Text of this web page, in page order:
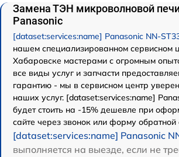
Замена ТЭН микроволновой
Panasonic
[dataset:services:name] Panasonic NN-
нашем специализированном сервисном
Хабаровске мастерами с огромным
все виды услуг и запчасти
гарантию - мы в сервисном центр
наших услуг. [dataset:services:name]
будет стоить на -15% дешевле при
сайте через звонок или форму обратной
[dataset:services:name] Panasonic
выполняется на выезде, если не